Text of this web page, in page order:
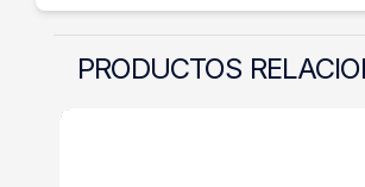
PRODUCTOS